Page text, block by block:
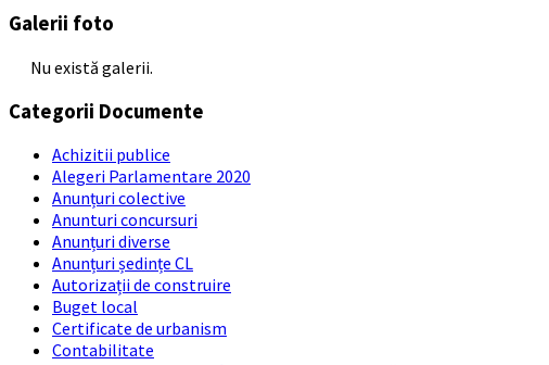
Galerii foto
Nu există galerii.
Categorii Documente
Achizitii publice
Alegeri Parlamentare 2020
Anunțuri colective
Anunturi concursuri
Anunțuri diverse
Anunțuri ședințe CL
Autorizații de construire
Buget local
Certificate de urbanism
Contabilitate